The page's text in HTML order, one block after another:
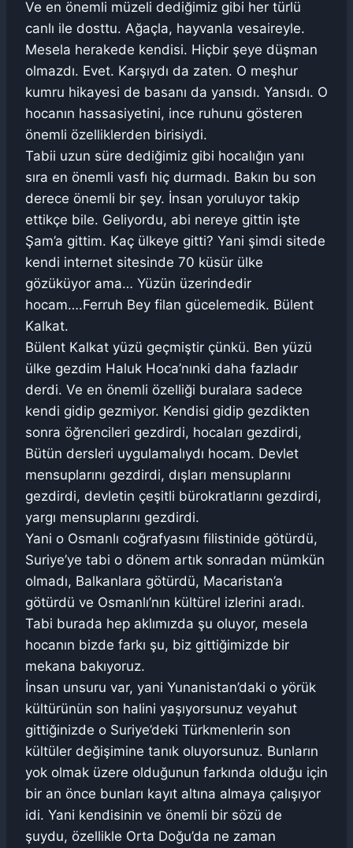
Ve en önemli müzeli dediğimiz gibi her türlü
canlı ile dosttu. Ağaçla, hayvanla vesaireyle.
Mesela herakede kendisi. Hiçbir şeye düşman
olmazdı. Evet. Karşıydı da zaten. O meşhur
kumru hikayesi de basanı da yansıdı. Yansıdı. O
hocanın hassasiyetini, ince ruhunu gösteren
önemli özelliklerden birisiydi.
Tabii uzun süre dediğimiz gibi hocalığın yanı
sıra en önemli vasfı hiç durmadı. Bakın bu son
derece önemli bir şey. İnsan yoruluyor takip
ettikçe bile. Geliyordu, abi nereye gittin işte
Şam’a gittim. Kaç ülkeye gitti? Yani şimdi sitede
kendi internet sitesinde 70 küsür ülke
gözüküyor ama… Yüzün üzerindedir
hocam….Ferruh Bey filan gücelemedik. Bülent
Kalkat.
Bülent Kalkat yüzü geçmiştir çünkü. Ben yüzü
ülke gezdim Haluk Hoca’nınki daha fazladır
derdi. Ve en önemli özelliği buralara sadece
kendi gidip gezmiyor. Kendisi gidip gezdikten
sonra öğrencileri gezdirdi, hocaları gezdirdi,
Bütün dersleri uygulamalıydı hocam. Devlet
mensuplarını gezdirdi, dışları mensuplarını
gezdirdi, devletin çeşitli bürokratlarını gezdirdi,
yargı mensuplarını gezdirdi.
Yani o Osmanlı coğrafyasını filistinide götürdü,
Suriye’ye tabi o dönem artık sonradan mümkün
olmadı, Balkanlara götürdü, Macaristan’a
götürdü ve Osmanlı’nın kültürel izlerini aradı.
Tabi burada hep aklımızda şu oluyor, mesela
hocanın bizde farkı şu, biz gittiğimizde bir
mekana bakıyoruz.
İnsan unsuru var, yani Yunanistan’daki o yörük
kültürünün son halini yaşıyorsunuz veyahut
gittiğinizde o Suriye’deki Türkmenlerin son
kültüler değişimine tanık oluyorsunuz. Bunların
yok olmak üzere olduğunun farkında olduğu için
bir an önce bunları kayıt altına almaya çalışıyor
idi. Yani kendisinin ve önemli bir sözü de
şuydu, özellikle Orta Doğu’da ne zaman